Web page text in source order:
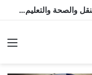
مصر وتشاد تعززان التعاون في النقل والصحة والتعليم والاستثمار خلال الدورة الرابعة للجنة المشتركة